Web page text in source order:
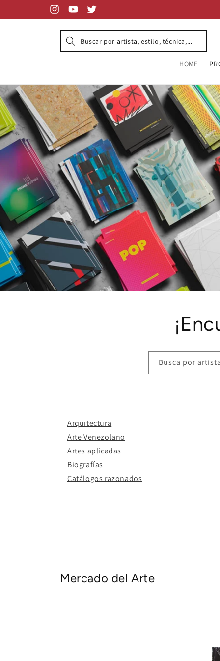
InstagramYouTubeTwitter
HOME
Busca por
Arquitectura
Arte Venezolano
Artes aplicadas
Biografías
Catálogos razonados
Mercado del Arte